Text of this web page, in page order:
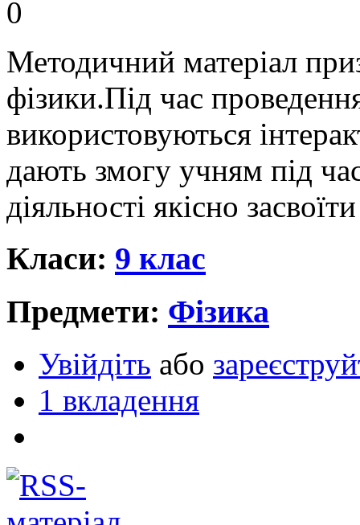
0
Методичний матеріал
фізики.Під час
використовуються
дають змогу учням під
діяльності якісно
Класи: 9 клас
Предмети: Фізика
Увійдіть або
1 вкладення